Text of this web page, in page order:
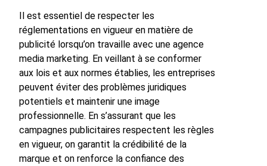
Il est essentiel de respecter les
réglementations en vigueur en matière de
publicité lorsqu’on travaille avec une agence
media marketing. En veillant à se conformer
aux lois et aux normes établies, les entreprises
peuvent éviter des problèmes juridiques
potentiels et maintenir une image
professionnelle. En s’assurant que les
campagnes publicitaires respectent les règles
en vigueur, on garantit la crédibilité de la
marque et on renforce la confiance des